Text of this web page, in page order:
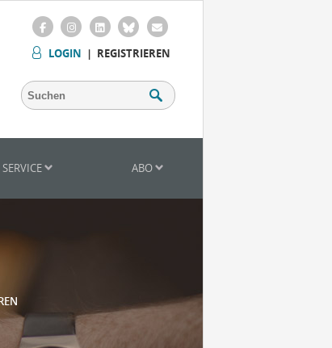
LOGIN | REGISTRIEREN
SERVICE ABO